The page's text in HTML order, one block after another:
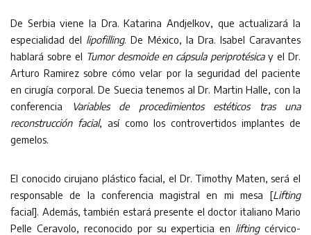
De Serbia viene la Dra. Katarina Andjelkov, que actualizará la
especialidad del lipofilling. De México, la Dra. Isabel Caravantes
hablará sobre el Tumor desmoide en cápsula periprotésicay el Dr.
Arturo Ramirez sobre cómo velar por la seguridad del paciente
en cirugía corporal. De Suecia tenemos al Dr. Martin Halle, con la
conferencia
Variables de procedimientos estéticos tras una
reconstrucción facial, así como los controvertidos implantes de
gemelos.
El conocido cirujano plástico facial, el Dr. Timothy Maten, será el
responsable de la conferencia magistral en mi mesa [Lifting
facial]. Además, también estará presente el doctor italiano Mario
Pelle Ceravolo, reconocido por su experticia en liftingcérvico-